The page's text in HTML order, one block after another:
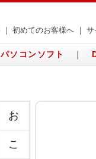
初めてのお客様へ サ
パソコンソフト ｜
お
こ